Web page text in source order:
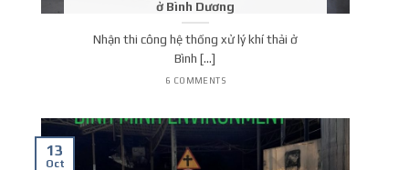
ở Bình Dương
Nhận thi công hệ thống xử lý khí thải ở
Bình [...]
6 COMMENTS
13
Oct